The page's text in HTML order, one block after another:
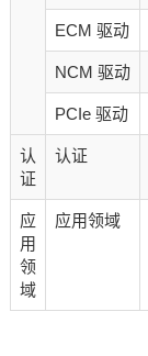
ECM 驱动
NCM 驱动
PCIe 驱动
认
证
认证
应
用
领
域
应用领域